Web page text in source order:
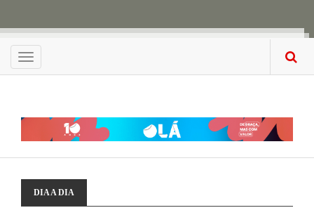
Menu
DIA A DIA